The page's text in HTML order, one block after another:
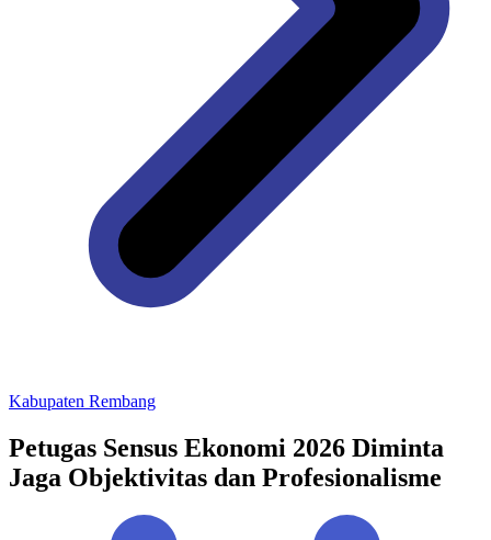
Kabupaten Rembang
Petugas Sensus Ekonomi 2026 Diminta
Jaga Objektivitas dan Profesionalisme